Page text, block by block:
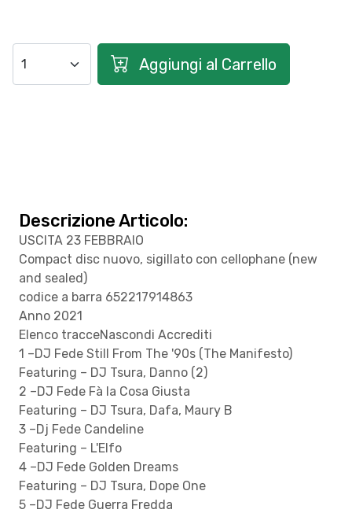
Aggiungi al Carrello
Descrizione Articolo:
USCITA 23 FEBBRAIO
Compact disc nuovo, sigillato con cellophane (new
and sealed)
codice a barra 652217914863
Anno 2021
Elenco tracceNascondi Accrediti
1 –DJ Fede Still From The '90s (The Manifesto)
Featuring – DJ Tsura, Danno (2)
2 –DJ Fede Fà la Cosa Giusta
Featuring – DJ Tsura, Dafa, Maury B
3 –Dj Fede Candeline
Featuring – L'Elfo
4 –DJ Fede Golden Dreams
Featuring – DJ Tsura, Dope One
5 –DJ Fede Guerra Fredda